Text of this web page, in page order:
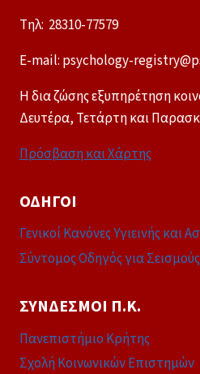
Tηλ: 28310-77579
E-mail: psychology-
Η δια ζώσης εξυπηρέτηση
Δευτέρα, Τετάρτη και
Πρόσβαση και Χάρτης
ΟΔΗΓΟΊ
Γενικοί Κανόνες Υγιεινής και
Σύντομος Οδηγός για Σεισμούς
ΣΎΝΔΕΣΜΟΙ Π.Κ.
Πανεπιστήμιο Κρήτης
Σχολή Κοινωνικών Επιστημών